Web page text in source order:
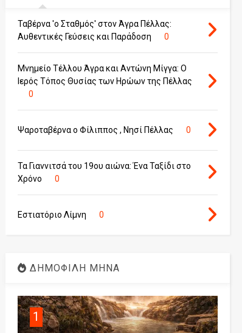
Ταβέρνα 'ο Σταθμός' στον Άγρα Πέλλας:
Αυθεντικές Γεύσεις και Παράδοση
0
Μνημείο Τέλλου Άγρα και Αντώνη Μίγγα: Ο
Ιερός Τόπος Θυσίας των Ηρώων της Πέλλας
0
Ψαροταβέρνα ο Φίλιππος , Νησί Πέλλας 0
Τα Γιαννιτσά του 19ου αιώνα: Ένα Ταξίδι στο
Χρόνο
0
Εστιατόριο Λίμνη 0
ΔΗΜΟΦΙΛΗ ΜΗΝΑ
1